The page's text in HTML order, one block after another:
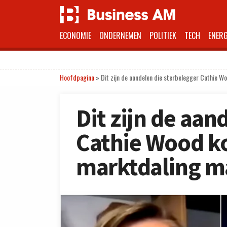
ECONOMIE ONDERNEMEN POLITIEK TECH
Hoofdpagina» Dit zijn de aandelen die sterbelegger Cathie
Dit zijn de
Cathie Wood
marktdaling